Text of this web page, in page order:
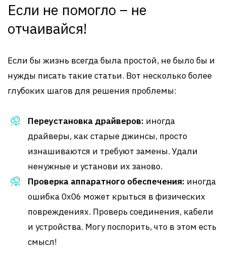
Если не помогло – не
отчаивайся!
Если бы жизнь всегда была простой, не было бы и
нужды писать такие статьи. Вот несколько более
глубоких шагов для решения проблемы:
Переустановка драйверов: иногда
драйверы, как старые джинсы, просто
изнашиваются и требуют замены. Удали
ненужные и установи их заново.
Проверка аппаратного обеспечения: иногда
ошибка 0x06 может крыться в физических
повреждениях. Проверь соединения, кабели
и устройства. Могу поспорить, что в этом есть
смысл!